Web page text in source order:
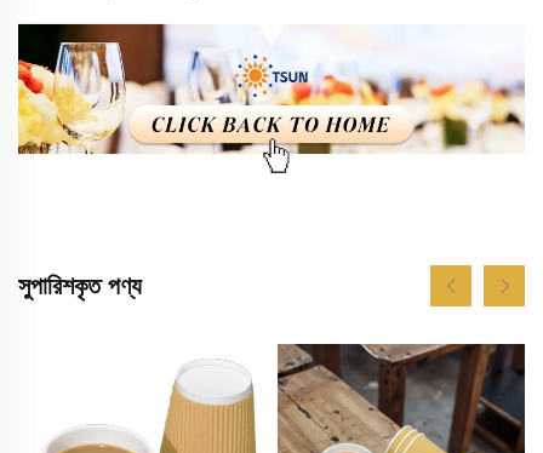
সুপারিশকৃত পণ্য